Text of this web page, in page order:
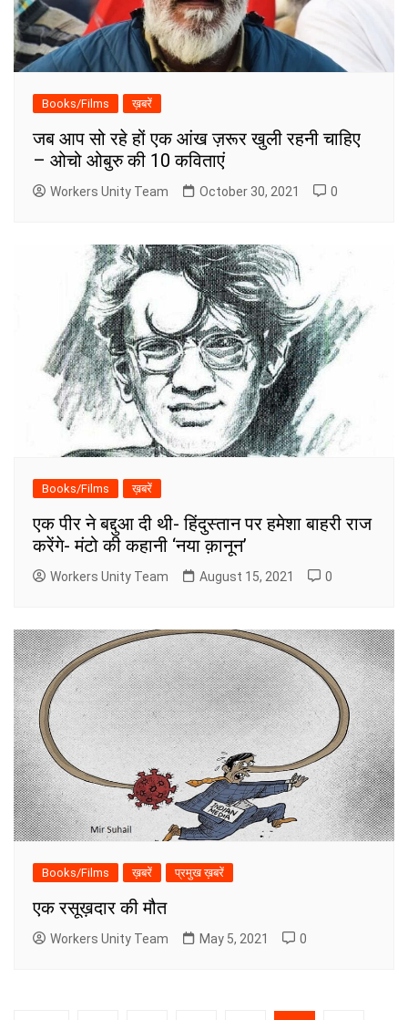
Books/Films ख़बरें
जब आप सो रहे हों एक आंख ज़रूर खुली रहनी चाहिए
– ओचो ओबुरु की 10 कविताएं
Workers Unity Team October 30, 2021 0
Books/Films ख़बरें
एक पीर ने बद्दुआ दी थी- हिंदुस्तान पर हमेशा बाहरी राज
करेंगे- मंटो की कहानी ‘नया क़ानून’
Workers Unity Team August 15, 2021 0
Books/Films ख़बरें प्रमुख ख़बरें
एक रसूख़दार की मौत
Workers Unity Team May 5, 2021 0